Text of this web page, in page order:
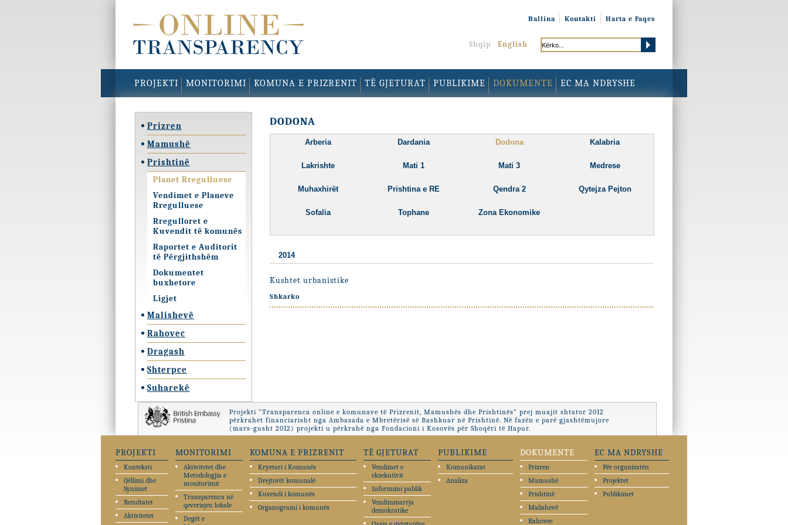
Ballina Kontakti Harta e Faqes
Shqip English
PROJEKTI MONITORIMI KOMUNA E PRIZRENIT TË GJETURAT PUBLIKIME DOKUMENTE EC MA NDRYSHE
Prizren
Mamushë
Prishtinë
Planet Rregulluese
Vendimet e Planeve
Rregulluese
Rregulloret e
Kuvendit të komunës
Raportet e Auditorit
të Përgjithshëm
Dokumentet
buxhetore
Ligjet
Malishevë
Rahovec
Dragash
Shterpce
Suharekë
DODONA
Arberia Dardania Dodona Kalabria
Lakrishte Mati 1 Mati 3 Medrese
Muhaxhirët Prishtina e RE Qendra 2 Qytejza Pejton
Sofalia Tophane Zona Ekonomike
2014
Kushtet urbanistike
Shkarko
Projekti “Transparenca online e komunave të Prizrenit, Mamushës dhe Prishtinës” prej muajit shtator 2012
përkrahet financiarisht nga Ambasada e Mbretërisë së Bashkuar në Prishtinë. Në fazën e parë gjashtëmujore
(mars-gusht 2012) projekti u përkrahë nga Fondacioni i Kosovës për Shoqëri të Hapur.
PROJEKTI
Konteksti
Qëllimi dhe
Synimet
Rezultatet
Aktivitetet
MONITORIMI
Aktivitetet dhe
Metodologjia e
monitorimit
Transparenca në
qeverisjen lokale
Degët e
KOMUNA E PRIZRENIT
Kryetari i Komunës
Drejtorët komunalë
Kuvendi i komunës
Organogrami i komunës
TË GJETURAT
Vendimet e
ekzekutivit
Informimi publik
Vendimmarrja
demokratike
PUBLIKIME
Komunikatat
Analiza
DOKUMENTE
Prizren
Mamushë
Prishtinë
Malishevë
Rahovec
EC MA NDRYSHE
Për organizatën
Projektet
Publikimet